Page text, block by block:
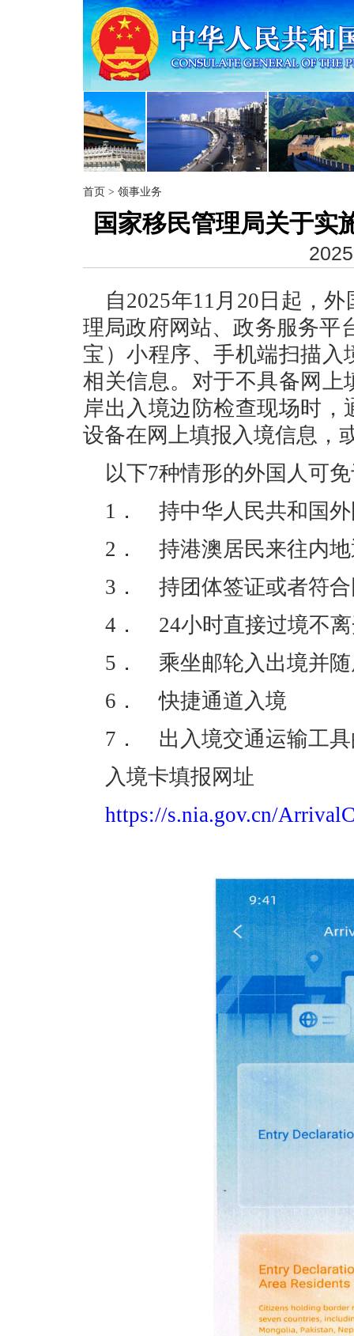
首页 > 领事业务
国家移民管理局关于实
自2025年11月20日起，
理局政府网站、政务服务平
宝）小程序、手机端扫描
相关信息。对于不具备网
岸出入境边防检查现场时
设备在网上填报入境信息，
以下7种情形的外国人可
1． 持中华人民共和国外
2． 持港澳居民来往内地
3． 持团体签证或者符合
4． 24小时直接过境不
5． 乘坐邮轮入出境并随
6． 快捷通道入境
7． 出入境交通运输工具
入境卡填报网址
https://s.nia.gov.cn/